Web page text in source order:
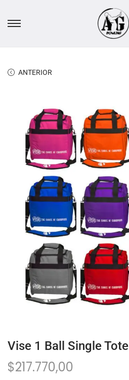
ANTERIOR
Vise 1 Ball Single Tote
$217.770,00